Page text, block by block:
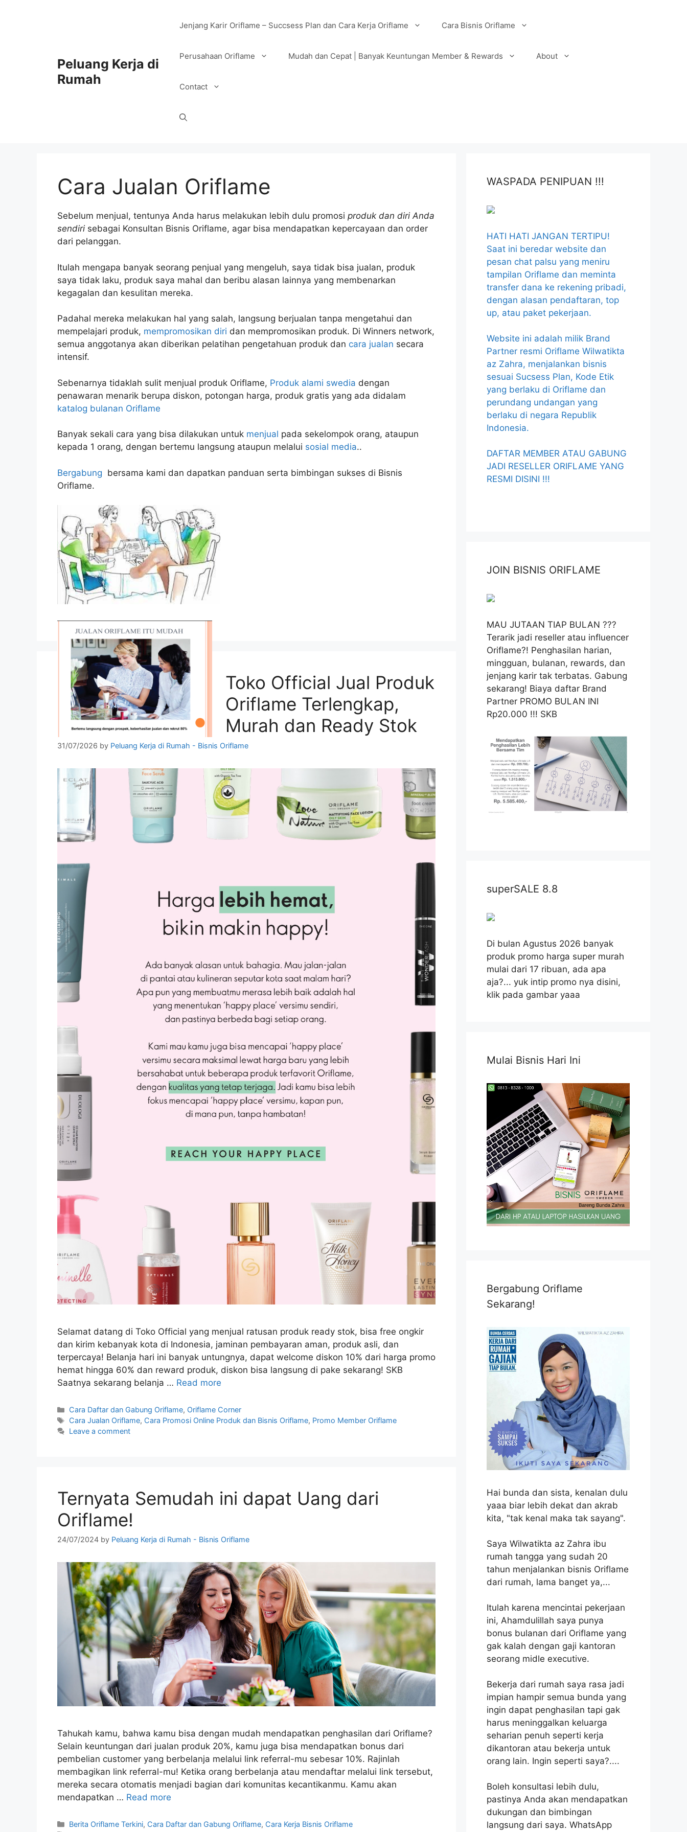
Peluang Kerja di
Rumah
Jenjang Karir Oriflame – Succsess Plan dan Cara Kerja Oriflame Cara Bisnis Oriflame
Perusahaan Oriflame Mudah dan Cepat | Banyak Keuntungan Member & Rewards About
Contact
Cara Jualan Oriflame
Sebelum menjual, tentunya Anda harus melakukan lebih dulu promosi produk dan diri Anda
sendiri sebagai Konsultan Bisnis Oriflame, agar bisa mendapatkan kepercayaan dan order
dari pelanggan.
Itulah mengapa banyak seorang penjual yang mengeluh, saya tidak bisa jualan, produk
saya tidak laku, produk saya mahal dan beribu alasan lainnya yang membenarkan
kegagalan dan kesulitan mereka.
Padahal mereka melakukan hal yang salah, langsung berjualan tanpa mengetahui dan
mempelajari produk, mempromosikan diri dan mempromosikan produk. Di Winners network,
semua anggotanya akan diberikan pelatihan pengetahuan produk dan cara jualan secara
intensif.
Sebenarnya tidaklah sulit menjual produk Oriflame, Produk alami swedia dengan
penawaran menarik berupa diskon, potongan harga, produk gratis yang ada didalam
katalog bulanan Oriflame
Banyak sekali cara yang bisa dilakukan untuk menjual pada sekelompok orang, ataupun
kepada 1 orang, dengan bertemu langsung ataupun melalui sosial media..
Bergabung bersama kami dan dapatkan panduan serta bimbingan sukses di Bisnis
Oriflame.
Toko Official Jual Produk
Oriflame Terlengkap,
Murah dan Ready Stok
31/07/2026 by Peluang Kerja di Rumah - Bisnis Oriflame
Selamat datang di Toko Official yang menjual ratusan produk ready stok, bisa free ongkir
dan kirim kebanyak kota di Indonesia, jaminan pembayaran aman, produk asli, dan
terpercaya! Belanja hari ini banyak untungnya, dapat welcome diskon 10% dari harga promo
hemat hingga 60% dan reward produk, diskon bisa langsung di pake sekarang! SKB
Saatnya sekarang belanja … Read more
Categories
Cara Daftar dan Gabung Oriflame, Oriflame Corner
Tags
Cara Jualan Oriflame, Cara Promosi Online Produk dan Bisnis Oriflame, Promo Member Oriflame
Leave a comment
Ternyata Semudah ini dapat Uang dari
Oriflame!
24/07/2024 by Peluang Kerja di Rumah - Bisnis Oriflame
Tahukah kamu, bahwa kamu bisa dengan mudah mendapatkan penghasilan dari Oriflame?
Selain keuntungan dari jualan produk 20%, kamu juga bisa mendapatkan bonus dari
pembelian customer yang berbelanja melalui link referral-mu sebesar 10%. Rajinlah
membagikan link referral-mu! Ketika orang berbelanja atau mendaftar melalui link tersebut,
mereka secara otomatis menjadi bagian dari komunitas kecantikanmu. Kamu akan
mendapatkan … Read more
Categories
Berita Oriflame Terkini, Cara Daftar dan Gabung Oriflame, Cara Kerja Bisnis Oriflame
WASPADA PENIPUAN !!!
HATI HATI JANGAN TERTIPU!
Saat ini beredar website dan
pesan chat palsu yang meniru
tampilan Oriflame dan meminta
transfer dana ke rekening pribadi,
dengan alasan pendaftaran, top
up, atau paket pekerjaan.
Website ini adalah milik Brand
Partner resmi Oriflame Wilwatikta
az Zahra, menjalankan bisnis
sesuai Sucsess Plan, Kode Etik
yang berlaku di Oriflame dan
perundang undangan yang
berlaku di negara Republik
Indonesia.
DAFTAR MEMBER ATAU GABUNG
JADI RESELLER ORIFLAME YANG
RESMI DISINI !!!
JOIN BISNIS ORIFLAME
MAU JUTAAN TIAP BULAN ???
Terarik jadi reseller atau influencer
Oriflame?! Penghasilan harian,
mingguan, bulanan, rewards, dan
jenjang karir tak terbatas. Gabung
sekarang! Biaya daftar Brand
Partner PROMO BULAN INI
Rp20.000 !!! SKB
superSALE 8.8
Di bulan Agustus 2026 banyak
produk promo harga super murah
mulai dari 17 ribuan, ada apa
aja?... yuk intip promo nya disini,
klik pada gambar yaaa
Mulai Bisnis Hari Ini
Bergabung Oriflame
Sekarang!
Hai bunda dan sista, kenalan dulu
yaaa biar lebih dekat dan akrab
kita, "tak kenal maka tak sayang".
Saya Wilwatikta az Zahra ibu
rumah tangga yang sudah 20
tahun menjalankan bisnis Oriflame
dari rumah, lama banget ya,...
Itulah karena mencintai pekerjaan
ini, Ahamdulillah saya punya
bonus bulanan dari Oriflame yang
gak kalah dengan gaji kantoran
seorang midle executive.
Bekerja dari rumah saya rasa jadi
impian hampir semua bunda yang
ingin dapat penghasilan tapi gak
harus meninggalkan keluarga
seharian penuh seperti kerja
dikantoran atau bekerja untuk
orang lain. Ingin seperti saya?....
Boleh konsultasi lebih dulu,
pastinya Anda akan mendapatkan
dukungan dan bimbingan
langsung dari saya. WhatsApp